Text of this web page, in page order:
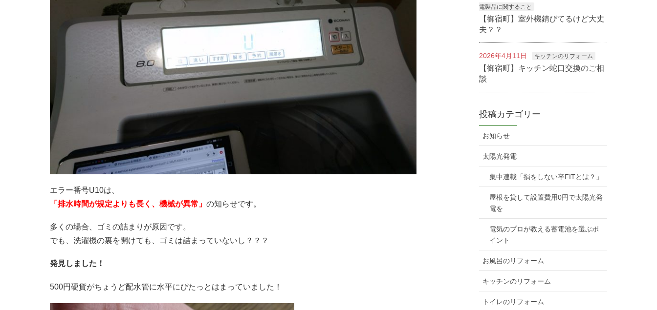
エラー番号U10は、
「排水時間が規定よりも長く、機械が異常」 の知らせです。
多くの場合、ゴミの詰まりが原因です。
でも、洗濯機の裏を開けても、ゴミは詰まっていないし？？？
発見しました！
500円硬貨がちょうど配水管に水平にぴたっとはまっていました！
電製品に関すること
【御宿町】室外機錆びてるけど大丈
夫？？
2026年4月11日 キッチンのリフォーム
【御宿町】キッチン蛇口交換のご相
談
投稿カテゴリー
お知らせ
太陽光発電
集中連載「損をしない卒FITとは？」
屋根を貸して設置費用0円で太陽光発
電を
電気のプロが教える蓄電池を選ぶポ
イント
お風呂のリフォーム
キッチンのリフォーム
トイレのリフォーム